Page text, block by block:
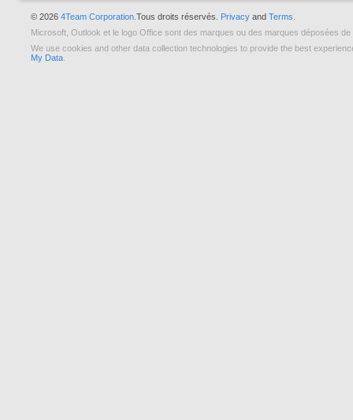
© 2026 4Team Corporation. Tous droits réservés. Privacy and Terms.
Microsoft, Outlook et le logo Office sont des marques ou des marques déposées
We use cookies and other data collection technologies to provide the best
My Data